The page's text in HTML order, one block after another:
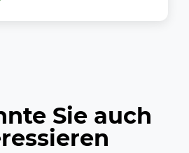
Sie auch